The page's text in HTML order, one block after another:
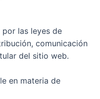
las leyes de
comunicación
del sitio web.
en materia de